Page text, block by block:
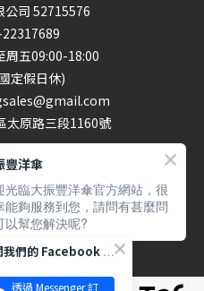
公司 52715576
周五09:00-18:00
日休)
太原路三段1160號
豐洋傘
光臨大振豐洋傘官方網站，很
能夠服務到您，請問有甚麼問
以幫您解決呢?
訂閱我們的 Facebook 專頁
透過 Messenger 訂